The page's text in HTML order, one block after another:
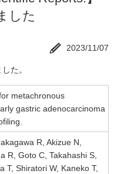
した
2023/11/07
た。
metachronous
gastric adenocarcinoma
R, Akizue N,
R, Goto C, Takahashi S,
T, Shiratori W, Kaneko T,